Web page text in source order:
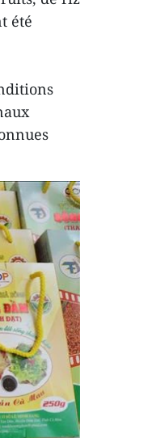
été